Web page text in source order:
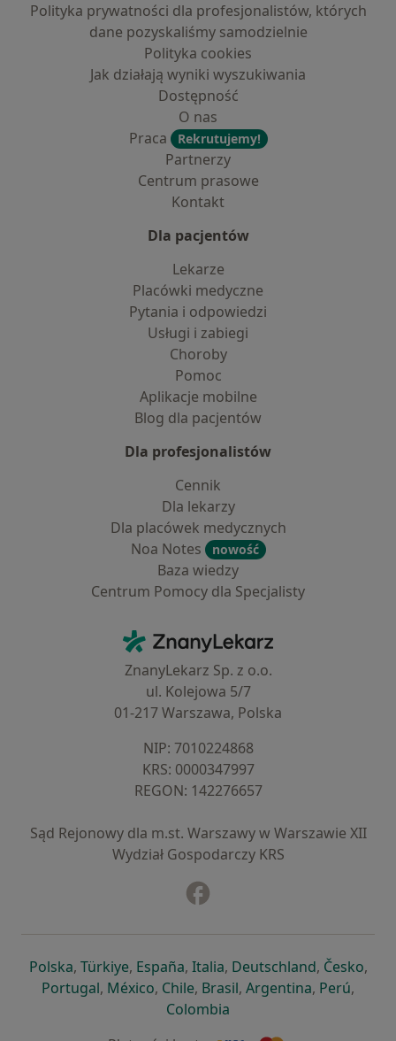
Polityka prywatności dla profesjonalistów, których
dane pozyskaliśmy samodzielnie
Polityka cookies
Jak działają wyniki wyszukiwania
Dostępność
O nas
Praca
Rekrutujemy!
Partnerzy
Centrum prasowe
Kontakt
Dla pacjentów
Lekarze
Placówki medyczne
Pytania i odpowiedzi
Usługi i zabiegi
Choroby
Pomoc
Aplikacje mobilne
Blog dla pacjentów
Dla profesjonalistów
Cennik
Dla lekarzy
Dla placówek medycznych
Noa Notes
nowość
Baza wiedzy
Centrum Pomocy dla Specjalisty
ZnanyLekarz - Strona główna
ZnanyLekarz Sp. z o.o.
ul. Kolejowa 5/7
01-217 Warszawa, Polska
NIP: ⁠7010224868
KRS: ⁠0000347997
REGON: ⁠142276657
Sąd Rejonowy dla m.st. Warszawy w Warszawie XII
Wydział Gospodarczy KRS
Polskaotwiera się w nowej karcie
, Türkiyeotwiera się w nowej karcie
, Españaotwiera się w nowej karcie
, Italiaotwiera się w nowej
, Deutschlandotwiera się
, Česko,
Portugalotwiera się w nowej karcie
, Méxicootwiera się w nowej karcie
, Chileotwiera się w nowej karcie
, Brasilotwiera się w nowej
, Argentinaotwiera się
, Perú,
Colombia